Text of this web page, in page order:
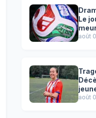
Le
août
août